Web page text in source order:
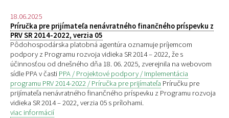
18.06.2025
Príručka pre prijímateľa nenávratného finančného príspevku z
PRV SR 2014-2022, verzia 05
Pôdohospodárska platobná agentúra oznamuje príjemcom
podpory z Programu rozvoja vidieka SR 2014 – 2022, že s
účinnosťou od dnešného dňa 18. 06. 2025, zverejnila na webovom
sídle PPA v časti PPA / Projektové podpory / Implementácia
programu PRV 2014-2022 / Príručka pre prijímateľa Príručku pre
prijímateľa nenávratného finančného príspevku z Programu rozvoja
vidieka SR 2014 – 2022, verzia 05 s prílohami.
viac informácií